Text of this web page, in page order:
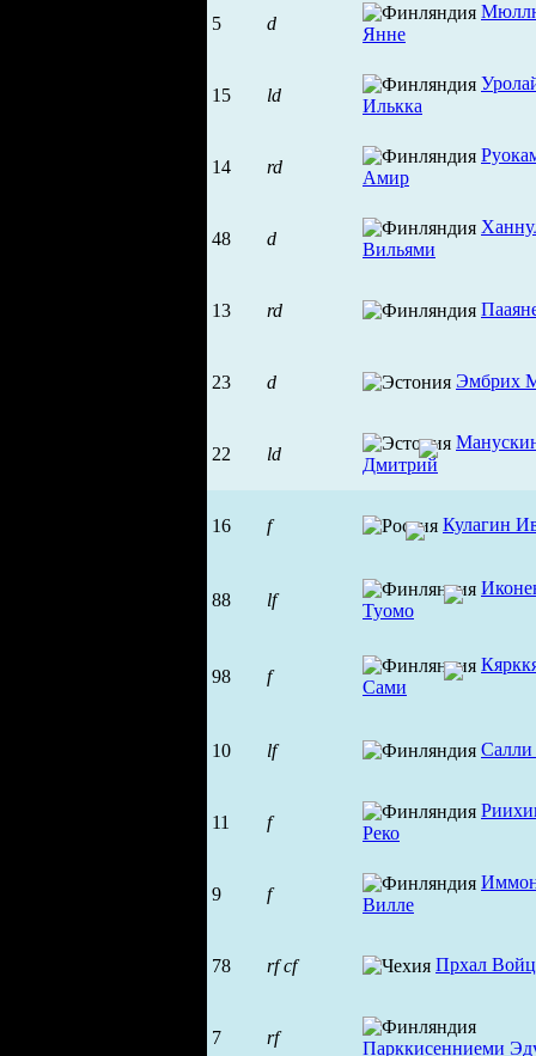
5 d
Янне
15 ld
Илькка
14 rd
Амир
48 d
Вильями
13 rd
23 d Эмбрих
22 ld
Дмитрий
16 f Кулагин
88 lf
Туомо
98 f
Сами
10 lf Салли
11 f
Реко
9 f
Вилле
78 rf cf Прхал
7 rf
Парккисенниеми